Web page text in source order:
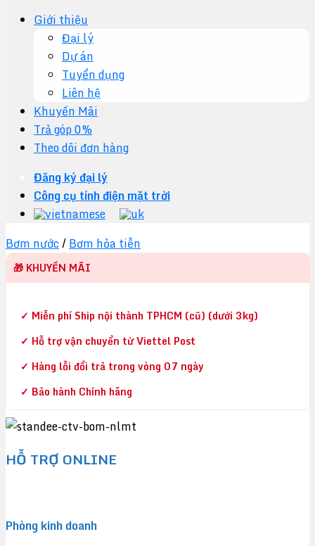
Giới thiệu
Đại lý
Dự án
Tuyển dụng
Liên hệ
Khuyến Mãi
Trả góp 0%
Theo dõi đơn hàng
Đăng ký đại lý
Công cụ tính điện mặt trời
Bơm nước/Bơm hỏa tiễn
🎁 KHUYẾN MÃI
✓ Miễn phí Ship nội thành TPHCM (cũ) (dưới 3kg)
✓ Hỗ trợ vận chuyển từ Viettel Post
✓ Hàng lỗi đổi trả trong vòng 07 ngày
✓ Bảo hành Chính hãng
HỖ TRỢ ONLINE
Phòng kinh doanh